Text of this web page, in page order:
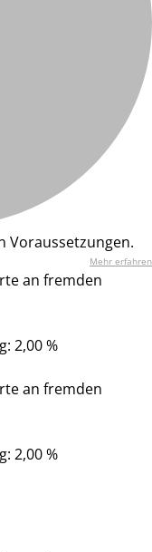
Voraussetzungen.
Mehr erfahren
an fremden
2,00 %
an fremden
2,00 %